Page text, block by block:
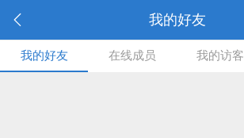
我的好友
我的好友 在线成员 我的访客